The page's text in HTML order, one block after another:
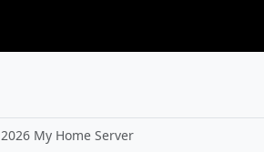
2026 My Home Server